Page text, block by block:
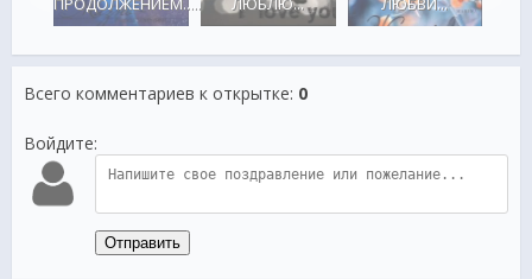
Всего комментариев к открытке: 0
Войдите:
Отправить